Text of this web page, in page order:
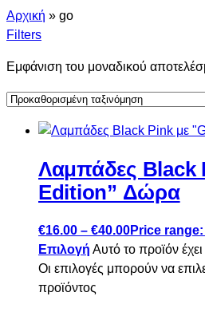
Αρχική » go
Filters
Εμφάνιση του μοναδικού
Λαμπάδες Black
Edition” Δώρα
€16.00 – €40.00Price
Επιλογή Αυτό το προϊόν
Οι επιλογές μπορούν να
προϊόντος